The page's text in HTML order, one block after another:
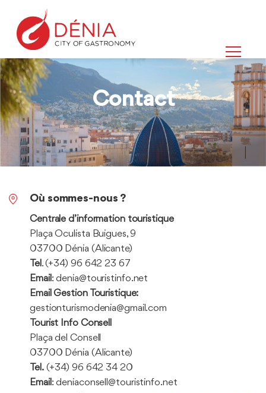
Contact
Où sommes-nous ?
Où
sommes-
Centrale d’information touristique
Plaça Oculista Buigues, 9
03700 Dénia (Alicante)
Tel . (+34) 96 642 23 67
Email : denia@touristinfo.net
Email Gestion Touristique:
gestionturismodenia@gmail.com
Tourist Info Consell
Plaça del Consell
03700 Dénia (Alicante)
Tel.(+34) 96 642 34 20
Email : deniaconsell@touristinfo.net